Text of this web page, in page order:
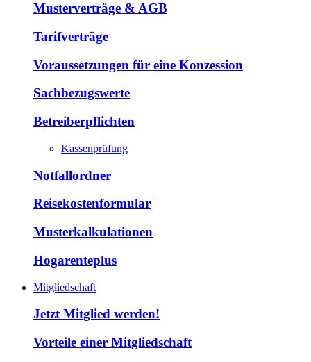
Musterverträge & AGB
Tarifverträge
Voraussetzungen für eine Konzession
Sachbezugswerte
Betreiberpflichten
Kassenprüfung
Notfallordner
Reisekostenformular
Musterkalkulationen
Hogarenteplus
Mitgliedschaft
Jetzt Mitglied werden!
Vorteile einer Mitgliedschaft